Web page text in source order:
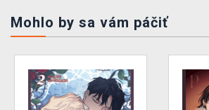
Mohlo by sa vám páčiť